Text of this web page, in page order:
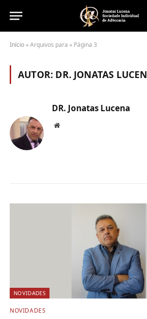
Início »Arquivos para » Página 3
AUTOR: DR. JONATAS
DR. Jonatas Lucena
Website
NOVIDADES
NOVIDADES